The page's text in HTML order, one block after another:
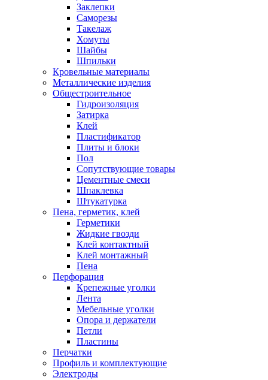
Заклепки
Саморезы
Такелаж
Хомуты
Шайбы
Шпильки
Кровельные материалы
Металлические изделия
Общестроительное
Гидроизоляция
Затирка
Клей
Пластификатор
Плиты и блоки
Пол
Сопутствующие товары
Цементные смеси
Шпаклевка
Штукатурка
Пена, герметик, клей
Герметики
Жидкие гвозди
Клей контактный
Клей монтажный
Пена
Перфорация
Крепежные уголки
Лента
Мебельные уголки
Опора и держатели
Петли
Пластины
Перчатки
Профиль и комплектующие
Электроды